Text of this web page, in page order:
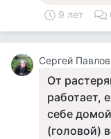
9 лет
Сергей
От
работает,
себе
(головой)